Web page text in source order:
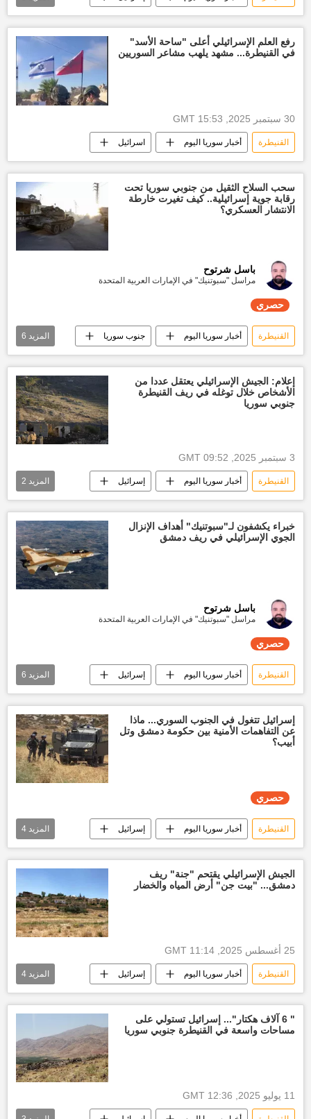
محمية طبيعية أشجار نادرة
العالم العربي
رفع العلم الإسرائيلي أعلى "ساحة الأسد"
في القنيطرة... مشهد يلهب مشاعر السوريين
30 سبتمبر 2025, 15:53 GMT
القنيطرة أخبار سوريا اليوم اسرائيل
سحب السلاح الثقيل من جنوبي سوريا تحت
رقابة جوية إسرائيلية.. كيف تغيرت خارطة
الانتشار العسكري؟
باسل شرتوح
مراسل "سبوتنيك" في الإمارات العربية المتحدة
حصري
القنيطرة أخبار سوريا اليوم جنوب سوريا
السويداء درعا نزع سلاح
إسرائيل تقارير سبوتنيك
المزيد 6
إعلام: الجيش الإسرائيلي يعتقل عددا من
الأشخاص خلال توغله في ريف القنيطرة
جنوبي سوريا
3 سبتمبر 2025, 09:52 GMT
القنيطرة أخبار سوريا اليوم إسرائيل
توغل إسرائيلي العالم العربي
المزيد 2
خبراء يكشفون لـ"سبوتنيك" أهداف الإنزال
الجوي الإسرائيلي في ريف دمشق
باسل شرتوح
مراسل "سبوتنيك" في الإمارات العربية المتحدة
حصري
القنيطرة أخبار سوريا اليوم إسرائيل
توغل إسرائيلي ريف دمشق السويداء
تقارير سبوتنيك حصري عملية إنزال
المزيد 6
إسرائيل تتغول في الجنوب السوري... ماذا
عن التفاهمات الأمنية بين حكومة دمشق وتل
أبيب؟
حصري
القنيطرة أخبار سوريا اليوم إسرائيل
ريف دمشق توغل إسرائيلي
تقارير سبوتنيك حصري
المزيد 4
الجيش الإسرائيلي يقتحم "جنة" ريف
دمشق... "بيت جن" أرض المياه والخضار
25 أغسطس 2025, 11:14 GMT
القنيطرة أخبار سوريا اليوم إسرائيل
اقتحام ريف دمشق توغل إسرائيلي
العالم العربي
المزيد 4
" 6 آلاف هكتار"... إسرائيل تستولي على
مساحات واسعة في القنيطرة جنوبي سوريا
11 يوليو 2025, 12:36 GMT